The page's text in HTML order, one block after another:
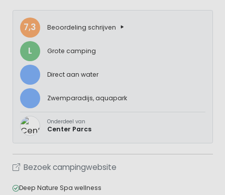
7,3 Beoordeling schrijven
L Grote camping
Direct aan water
Zwemparadijs, aquapark
Onderdeel van
Center Parcs
Bezoek campingwebsite
Deep Nature Spa wellness